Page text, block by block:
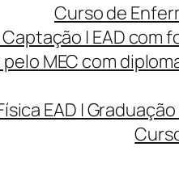
Curso de
| EAD
MEC com
EAD |